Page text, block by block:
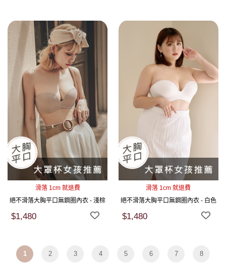
滑落 1cm 就退費
絕不滑落大胸平口無鋼圈內衣 - 淺棕
$1,480
滑落 1cm 就退費
絕不滑落大胸平口無鋼圈內衣 - 白色
$1,480
1 2 3 4 5 6 7 8